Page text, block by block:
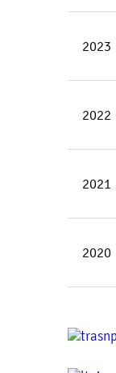
2023
2022
2021
2020